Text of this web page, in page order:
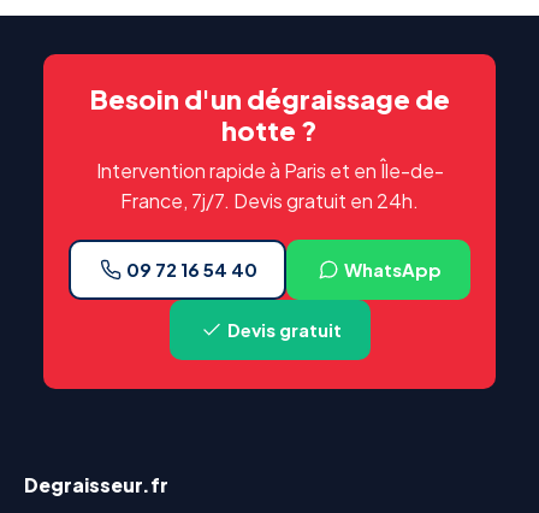
Besoin d'un dégraissage de
hotte ?
Intervention rapide à Paris et en Île-de-
France, 7j/7. Devis gratuit en 24h.
09 72 16 54 40 WhatsApp
Devis gratuit
Degraisseur.fr